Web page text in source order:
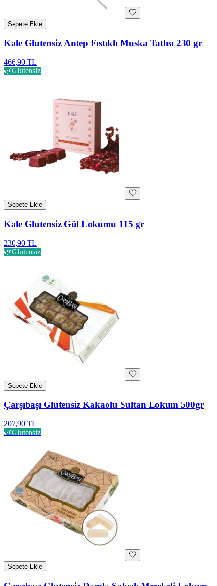
Sepete Ekle
Kale Glutensiz Antep Fıstıklı Muska Tatlısı 230 gr
466,90 TL
🌿Glutensiz
Sepete Ekle
Kale Glutensiz Gül Lokumu 115 gr
230,90 TL
🌿Glutensiz
Sepete Ekle
Çarşıbaşı Glutensiz Kakaolu Sultan Lokum 500gr
207,90 TL
🌿Glutensiz
Sepete Ekle